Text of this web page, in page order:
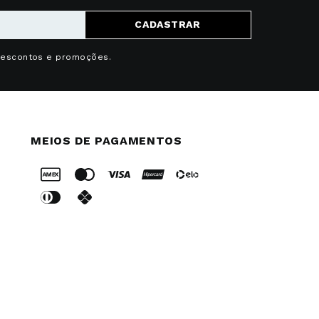
CADASTRAR
e promoções.
MEIOS DE PAGAMENTOS